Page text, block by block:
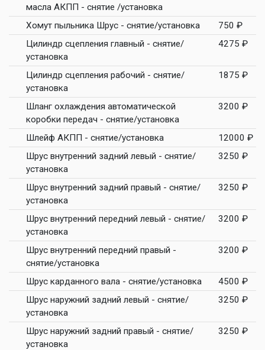
масла АКПП - снятие /установка
Хомут пыльника Шрус - снятие/установка
750 ₽
Цилиндр сцепления главный - снятие/
установка
4275 ₽
Цилиндр сцепления рабочий - снятие/
установка
1875 ₽
Шланг охлаждения автоматической
коробки передач - снятие/установка
3200 ₽
Шлейф АКПП - снятие/установка
12000 ₽
Шрус внутренний задний левый - снятие/
установка
3250 ₽
Шрус внутренний задний правый - снятие/
установка
3250 ₽
Шрус внутренний передний левый - снятие/
установка
3200 ₽
Шрус внутренний передний правый -
снятие/установка
3200 ₽
Шрус карданного вала - снятие/установка
4500 ₽
Шрус наружний задний левый - снятие/
установка
3250 ₽
Шрус наружний задний правый - снятие/
установка
3250 ₽